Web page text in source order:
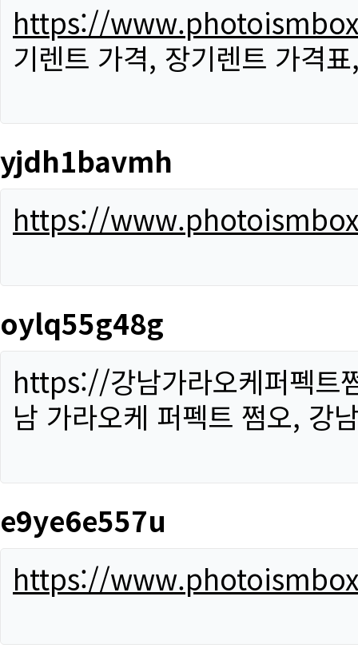
https://
기렌트 가격, 장기렌트 가격
yjdh1bavmh
https://
oylq55g48g
https://강남가라오케퍼펙트
남 가라오케 퍼펙트 쩜오, 강
e9ye6e557u
https://